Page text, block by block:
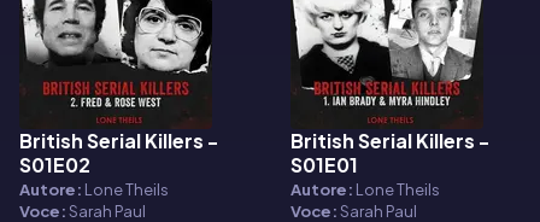
Audiolibro
British Serial Killers -
S01E02
Autore: Lone Theils
Voce:Sarah Paul
Audiolibro
British Serial Killers -
S01E01
Autore: Lone Theils
Voce:Sarah Paul